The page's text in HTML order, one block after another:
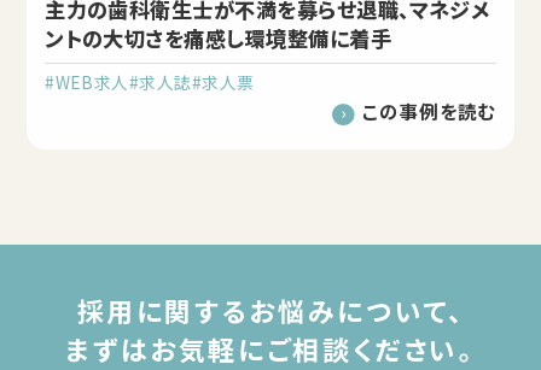
主力の歯科衛生士が不満を募らせ退職、マネジメ
ントの大切さを痛感し環境整備に着手
#WEB求人#求人誌#求人票
この事例を読む
採用に関するお悩みについて、
まずはお気軽にご相談ください。